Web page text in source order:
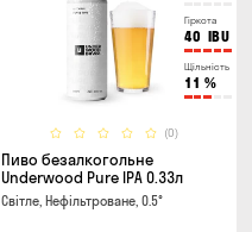
Гіркота
40 IBU
Щільність
11 %
(0)
Пиво безалкогольне
Underwood Pure IPA 0.33л
Світле, Нефільтроване, 0.5°